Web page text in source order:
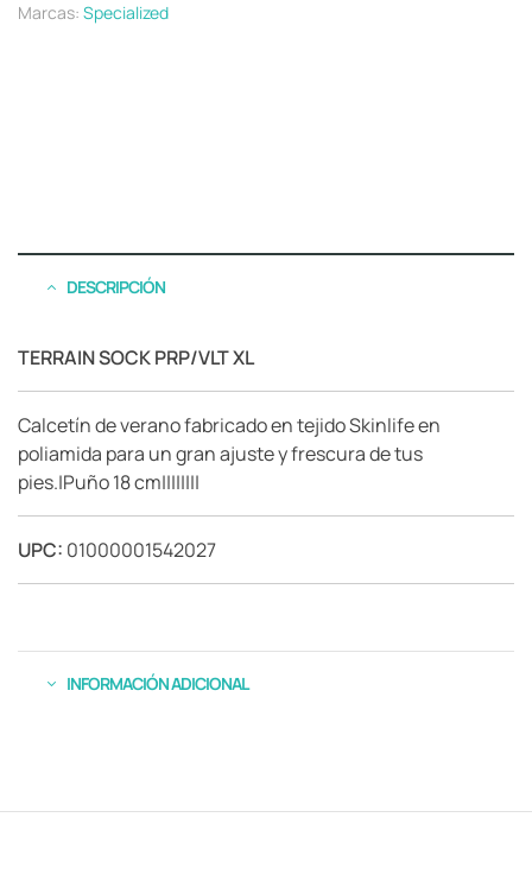
Marcas: Specialized
DESCRIPCIÓN
TERRAIN SOCK PRP/VLT XL
Calcetín de verano fabricado en tejido Skinlife en
poliamida para un gran ajuste y frescura de tus
pies.|Puño 18 cm||||||||
UPC: 01000001542027
INFORMACIÓN ADICIONAL